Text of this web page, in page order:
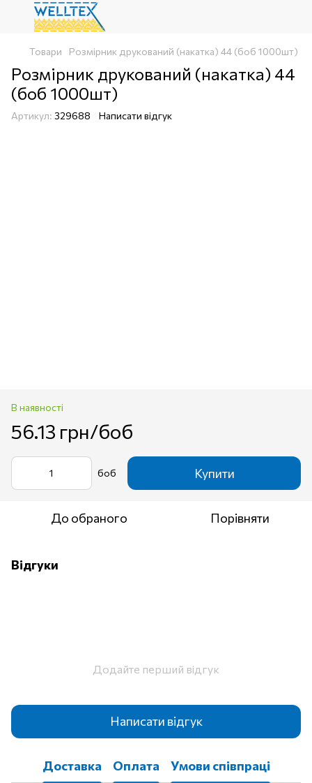
Товари Розмірник друкований (накатка) 44 (боб 1000шт)
Розмірник друкований (накатка) 44
(боб 1000шт)
Артикул: 329688 Написати відгук
В наявності
56.13 грн/боб
боб Купити
До обраного Порівняти
Відгуки
Додайте перший відгук
Написати відгук
Доставка Оплата Умови співпраці